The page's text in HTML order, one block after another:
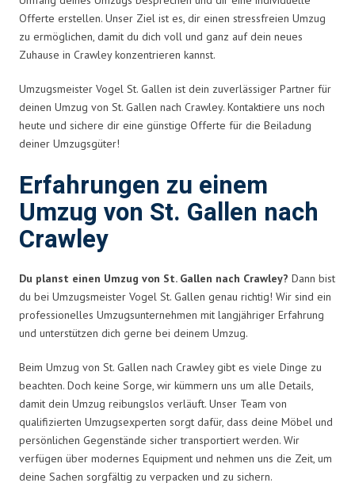
Offerte erstellen. Unser Ziel ist es, dir einen stressfreien Umzug
zu ermöglichen, damit du dich voll und ganz auf dein neues
Zuhause in Crawley konzentrieren kannst.
Umzugsmeister Vogel St. Gallen ist dein zuverlässiger Partner für
deinen Umzug von St. Gallen nach Crawley. Kontaktiere uns noch
heute und sichere dir eine günstige Offerte für die Beiladung
deiner Umzugsgüter!
Erfahrungen zu einem
Umzug von St. Gallen nach
Crawley
Du planst einen Umzug von St. Gallen nach Crawley? Dann bist
du bei Umzugsmeister Vogel St. Gallen genau richtig! Wir sind ein
professionelles Umzugsunternehmen mit langjähriger Erfahrung
und unterstützen dich gerne bei deinem Umzug.
Beim Umzug von St. Gallen nach Crawley gibt es viele Dinge zu
beachten. Doch keine Sorge, wir kümmern uns um alle Details,
damit dein Umzug reibungslos verläuft. Unser Team von
qualifizierten Umzugsexperten sorgt dafür, dass deine Möbel und
persönlichen Gegenstände sicher transportiert werden. Wir
verfügen über modernes Equipment und nehmen uns die Zeit, um
deine Sachen sorgfältig zu verpacken und zu sichern.